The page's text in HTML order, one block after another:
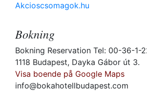
Akcioscsomagok.hu
Bokning
Bokning Reservation Tel: 00-36-1-
1118 Budapest, Dayka Gábor út 3.
Visa boende på Google Maps
info@bokahotellbudapest.com